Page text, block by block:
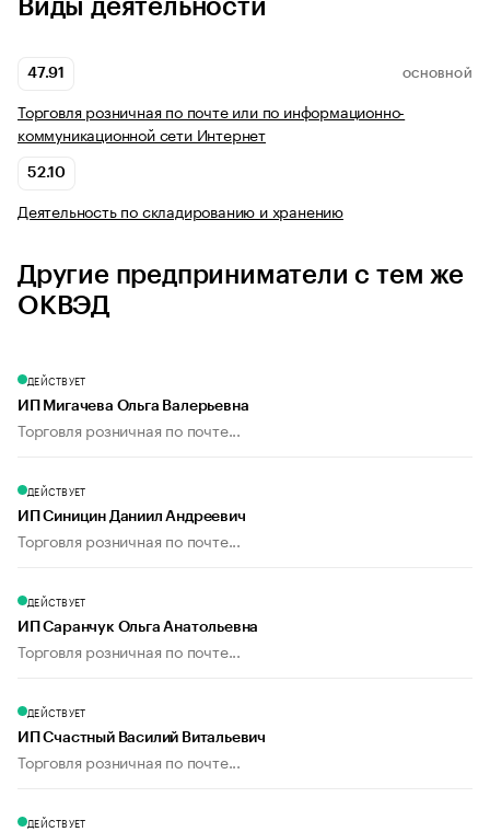
Виды деятельности
47.91 ОСНОВНОЙ
Торговля розничная по почте или по информационно-
коммуникационной сети Интернет
52.10
Деятельность по складированию и хранению
Другие предприниматели с тем же
ОКВЭД
ДЕЙСТВУЕТ
ИП Мигачева Ольга Валерьевна
Торговля розничная по почте...
ДЕЙСТВУЕТ
ИП Синицин Даниил Андреевич
Торговля розничная по почте...
ДЕЙСТВУЕТ
ИП Саранчук Ольга Анатольевна
Торговля розничная по почте...
ДЕЙСТВУЕТ
ИП Счастный Василий Витальевич
Торговля розничная по почте...
ДЕЙСТВУЕТ